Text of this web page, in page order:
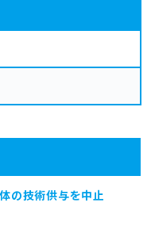
の技術供与を中止